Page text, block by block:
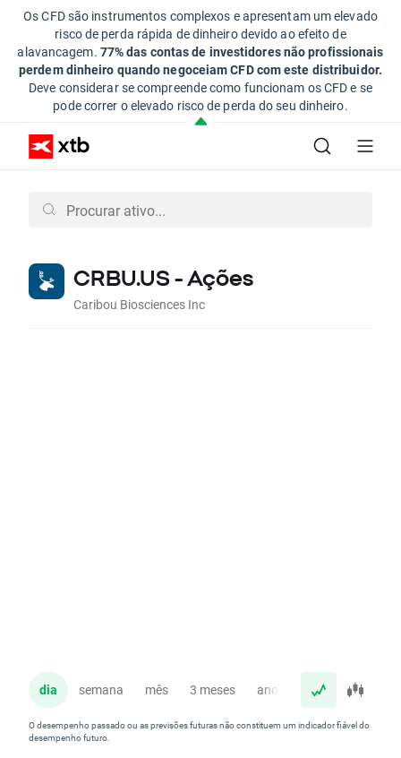
Os CFD são instrumentos complexos e apresentam um elevado
risco de perda rápida de dinheiro devido ao efeito de
alavancagem. 77% das contas de investidores não profissionais
perdem dinheiro quando negoceiam CFD com este distribuidor.
Deve considerar se compreende como funcionam os CFD e se
pode correr o elevado risco de perda do seu dinheiro.
CRBU.US - Ações
Caribou Biosciences Inc
dia semana mês 3 meses ano
O desempenho passado ou as previsões futuras não constituem um indicador fiável do
desempenho futuro.